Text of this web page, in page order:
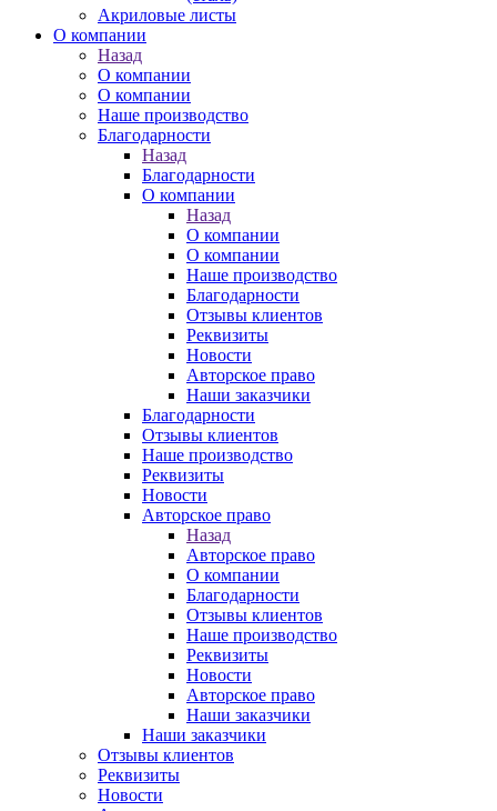
Акриловые листы
О компании
Назад
О компании
О компании
Наше производство
Благодарности
Назад
Благодарности
О компании
Назад
О компании
О компании
Наше производство
Благодарности
Отзывы клиентов
Реквизиты
Новости
Авторское право
Наши заказчики
Благодарности
Отзывы клиентов
Наше производство
Реквизиты
Новости
Авторское право
Назад
Авторское право
О компании
Благодарности
Отзывы клиентов
Наше производство
Реквизиты
Новости
Авторское право
Наши заказчики
Наши заказчики
Отзывы клиентов
Реквизиты
Новости